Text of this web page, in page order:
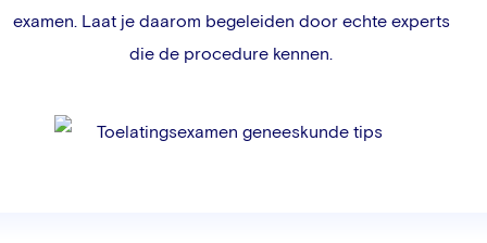
examen. Laat je daarom begeleiden door echte experts
die de procedure kennen.